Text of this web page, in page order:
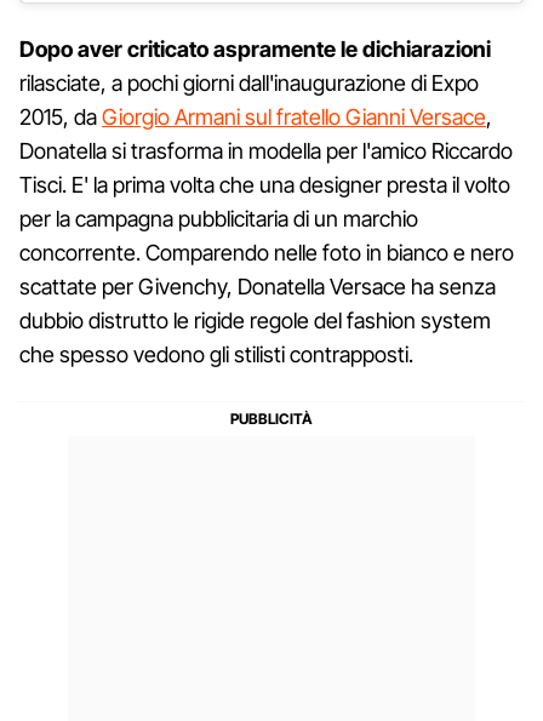
Dopo aver criticato aspramente le dichiarazioni
rilasciate, a pochi giorni dall'inaugurazione di Expo
2015, daGiorgio Armani sul fratello Gianni Versace,
Donatella si trasforma in modella per l'amico Riccardo
Tisci. E' la prima volta che una designer presta il volto
per la campagna pubblicitaria di un marchio
concorrente. Comparendo nelle foto in bianco e nero
scattate per Givenchy, Donatella Versace ha senza
dubbio distrutto le rigide regole del fashion system
che spesso vedono gli stilisti contrapposti.